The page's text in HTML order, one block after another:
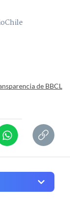
de BBCL